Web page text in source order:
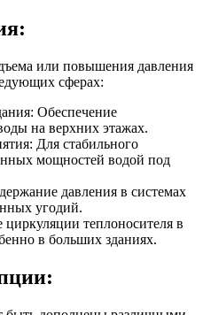
или повышения давления
сферах:
Обеспечение
на верхних этажах.
Для стабильного
мощностей водой под
давления в системах
угодий.
теплоносителя в
в больших зданиях.